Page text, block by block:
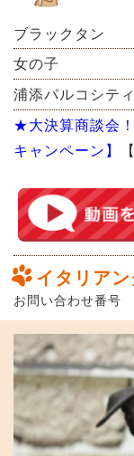
ブラックタン
女の子
浦添パルコシテ
★大決算商談会
キャンペーン】
イタリアン
お問い合わせ番号